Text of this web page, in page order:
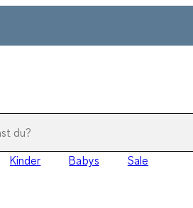
Kinder Babys Sale